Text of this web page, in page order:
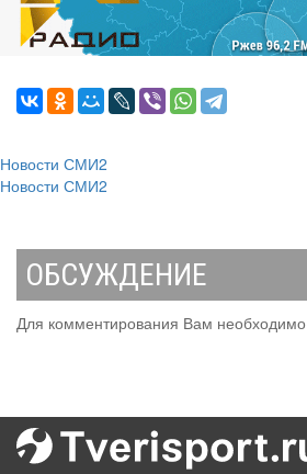
Новости СМИ2
Новости СМИ2
ОБСУЖДЕНИЕ
Для комментирования Вам необходимо